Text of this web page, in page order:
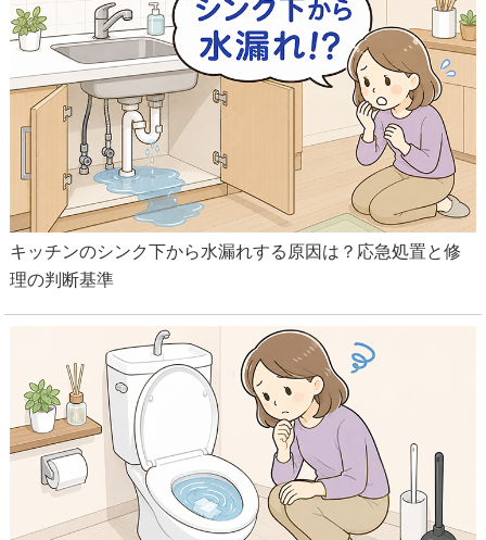
キッチンのシンク下から水漏れする原因は？応急処置と修
理の判断基準